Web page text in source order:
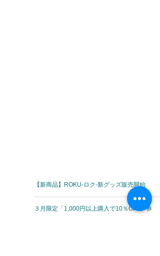
【新商品】ROKU‐ロク‐新グッズ販売開始
３月限定「1,000円以上購入で10％OFF」券